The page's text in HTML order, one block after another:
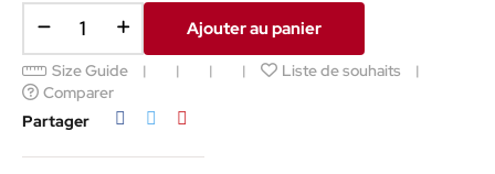
Ajouter au panier
Size Guide
Liste de souhaits
Comparer
Partager